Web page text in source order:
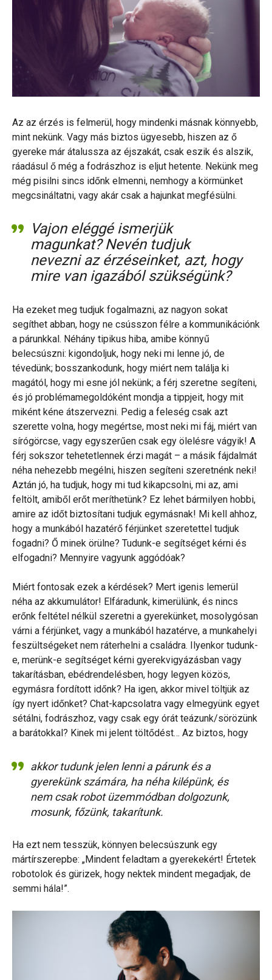
Az az érzés is felmerül, hogy mindenki másnak könnyebb,
mint nekünk. Vagy más biztos ügyesebb, hiszen az ő
gyereke már átalussza az éjszakát, csak eszik és alszik,
ráadásul ő még a fodrászhoz is eljut hetente. Nekünk meg
még pisilni sincs időnk elmenni, nemhogy a körmünket
megcsináltatni, vagy akár csak a hajunkat megfésülni.
Vajon eléggé ismerjük
magunkat? Nevén tudjuk
nevezni az érzéseinket, azt, hogy
mire van igazából szükségünk?
Ha ezeket meg tudjuk fogalmazni, az nagyon sokat
segíthet abban, hogy ne csússzon félre a kommunikációnk
a párunkkal. Néhány tipikus hiba, amibe könnyű
belecsúszni: kigondoljuk, hogy neki mi lenne jó, de
tévedünk; bosszankodunk, hogy miért nem találja ki
magától, hogy mi esne jól nekünk; a férj szeretne segíteni,
és jó problémamegoldóként mondja a tippjeit, hogy mit
miként kéne átszervezni. Pedig a feleség csak azt
szerette volna, hogy megértse, most neki mi fáj, miért van
sírógörcse, vagy egyszerűen csak egy ölelésre vágyik! A
férj sokszor tehetetlennek érzi magát – a másik fájdalmát
néha nehezebb megélni, hiszen segíteni szeretnénk neki!
Aztán jó, ha tudjuk, hogy mi tud kikapcsolni, mi az, ami
feltölt, amiből erőt meríthetünk? Ez lehet bármilyen hobbi,
amire az időt biztosítani tudjuk egymásnak! Mi kell ahhoz,
hogy a munkából hazatérő férjünket szeretettel tudjuk
fogadni? Ő minek örülne? Tudunk-e segítséget kérni és
elfogadni? Mennyire vagyunk aggódóak?
Miért fontosak ezek a kérdések? Mert igenis lemerül
néha az akkumulátor! Elfáradunk, kimerülünk, és nincs
erőnk feltétel nélkül szeretni a gyerekünket, mosolygósan
várni a férjünket, vagy a munkából hazatérve, a munkahelyi
feszültségeket nem ráterhelni a családra. Ilyenkor tudunk-
e, merünk-e segítséget kérni gyerekvigyázásban vagy
takarításban, ebédrendelésben, hogy legyen közös,
egymásra fordított időnk? Ha igen, akkor mivel töltjük az
így nyert időnket? Chat-kapcsolatra vagy elmegyünk egyet
sétálni, fodrászhoz, vagy csak egy órát teázunk/sörözünk
a barátokkal? Kinek mi jelent töltődést… Az biztos, hogy
akkor tudunk jelen lenni a párunk és a
gyerekünk számára, ha néha kilépünk, és
nem csak robot üzemmódban dolgozunk,
mosunk, főzünk, takarítunk.
Ha ezt nem tesszük, könnyen belecsúszunk egy
mártírszerepbe: „Mindent feladtam a gyerekekért! Értetek
robotolok és gürizek, hogy nektek mindent megadjak, de
semmi hála!”.